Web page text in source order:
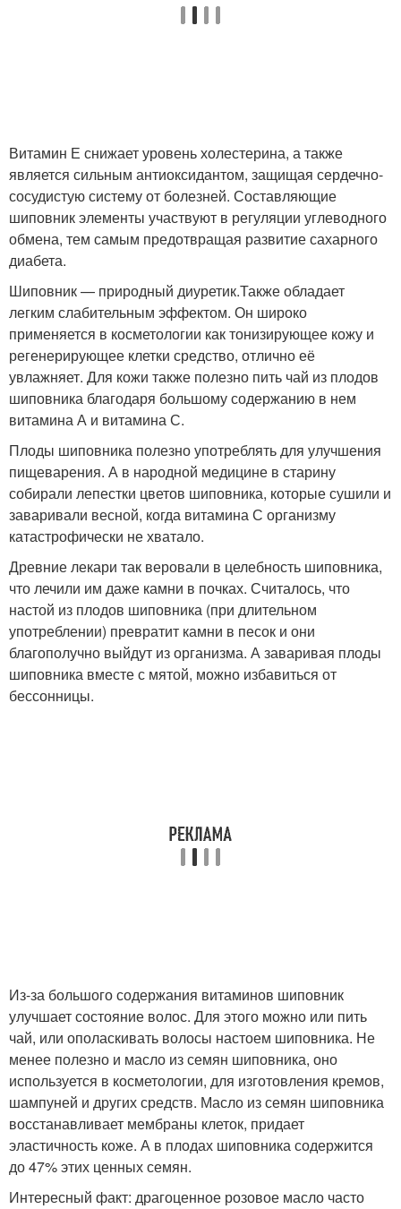
Витамин Е снижает уровень холестерина, а также
является сильным антиоксидантом, защищая сердечно-
сосудистую систему от болезней. Составляющие
шиповник элементы участвуют в регуляции углеводного
обмена, тем самым предотвращая развитие сахарного
диабета.
Шиповник — природный диуретик.Также обладает
легким слабительным эффектом. Он широко
применяется в косметологии как тонизирующее кожу и
регенерирующее клетки средство, отлично её
увлажняет. Для кожи также полезно пить чай из плодов
шиповника благодаря большому содержанию в нем
витамина А и витамина С.
Плоды шиповника полезно употреблять для улучшения
пищеварения. А в народной медицине в старину
собирали лепестки цветов шиповника, которые сушили и
заваривали весной, когда витамина С организму
катастрофически не хватало.
Древние лекари так веровали в целебность шиповника,
что лечили им даже камни в почках. Считалось, что
настой из плодов шиповника (при длительном
употреблении) превратит камни в песок и они
благополучно выйдут из организма. А заваривая плоды
шиповника вместе с мятой, можно избавиться от
бессонницы.
Из-за большого содержания витаминов шиповник
улучшает состояние волос. Для этого можно или пить
чай, или ополаскивать волосы настоем шиповника. Не
менее полезно и масло из семян шиповника, оно
используется в косметологии, для изготовления кремов,
шампуней и других средств. Масло из семян шиповника
восстанавливает мембраны клеток, придает
эластичность коже. А в плодах шиповника содержится
до 47% этих ценных семян.
Интересный факт: драгоценное розовое масло часто